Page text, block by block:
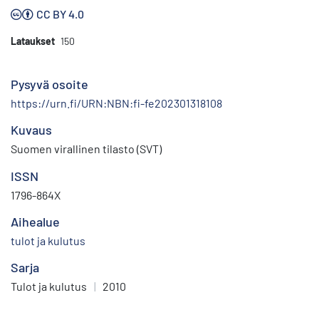
CC BY 4.0
Lataukset 150
Pysyvä osoite
https://urn.fi/URN:NBN:fi-fe202301318108
Kuvaus
Suomen virallinen tilasto (SVT)
ISSN
1796-864X
Aihealue
tulot ja kulutus
Sarja
Tulot ja kulutus | 2010